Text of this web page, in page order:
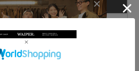
商品状態
は異なる場合がございます。商品の状
とは出来ませんので予めご了承くださ